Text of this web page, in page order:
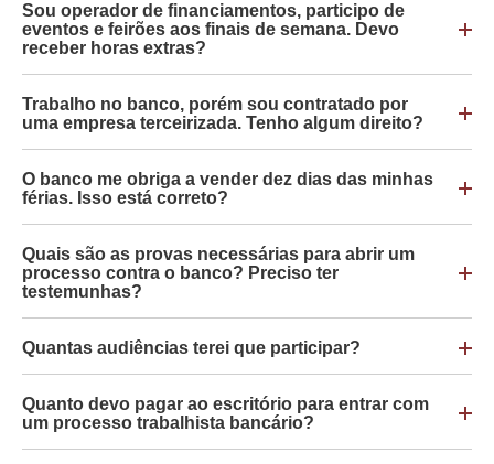
Sou operador de financiamentos, participo de
eventos e feirões aos finais de semana. Devo
receber horas extras?
Trabalho no banco, porém sou contratado por
uma empresa terceirizada. Tenho algum direito?
O banco me obriga a vender dez dias das minhas
férias. Isso está correto?
Quais são as provas necessárias para abrir um
processo contra o banco? Preciso ter
testemunhas?
Quantas audiências terei que participar?
Quanto devo pagar ao escritório para entrar com
um processo trabalhista bancário?